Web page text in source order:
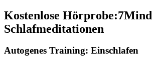
Kostenlose Hörprobe:7Mind
Schlafmeditationen
Autogenes Training: Einschlafen